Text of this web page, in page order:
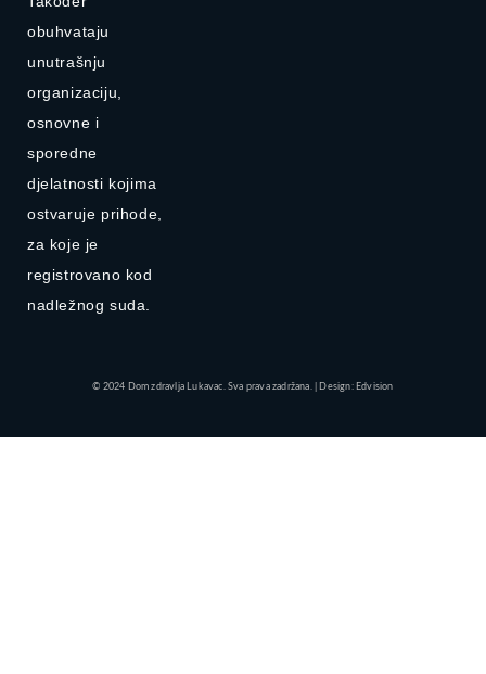
obuhvataju
unutrašnju
organizaciju,
osnovne i
sporedne
djelatnosti kojima
ostvaruje prihode,
za koje je
registrovano kod
nadležnog suda.
© 2024 Dom zdravlja Lukavac. Sva prava zadržana. | Design: Edvision